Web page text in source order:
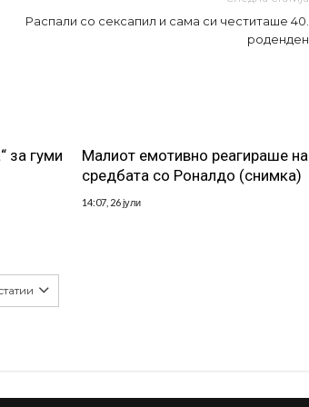
Распали со сексапил и сама си честиташе 40.
роденден
за гуми
Малиот емотивно реагираше на
средбата со Роналдо (снимка)
14:07, 26 јули